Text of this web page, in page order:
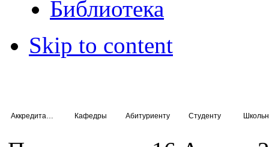
Библиотека
Skip to content
Кафедры Абитуриенту Студенту